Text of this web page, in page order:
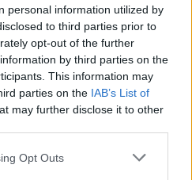
personal information utilized by
to third parties prior to
opt-out of the further
by third parties on the
This information may
parties on the IAB’s List of
may further disclose it to other
Opt Outs